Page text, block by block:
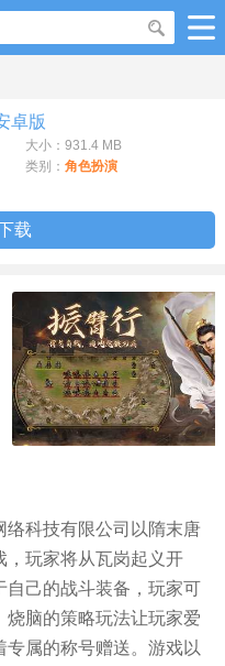
卓版
大小：931.4 MB
类别： 角色扮演
载
络科技有限公司以隋末唐
，玩家将从瓦岗起义开
自己的战斗装备，玩家可
烧脑的策略玩法让玩家爱
属的称号赠送。游戏以